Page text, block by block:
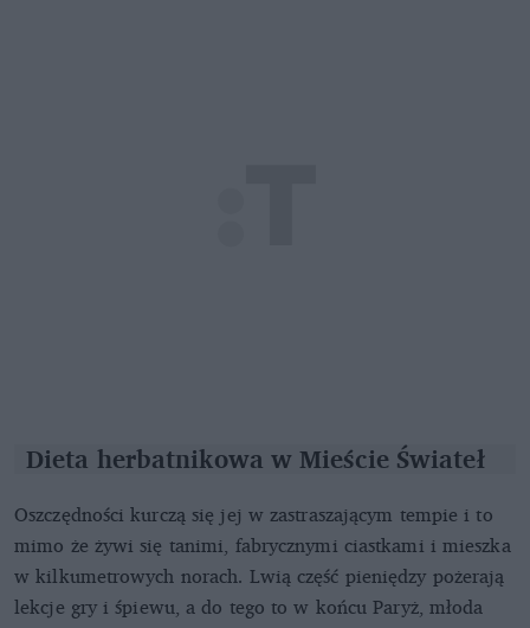
Dieta herbatnikowa w Mieście Świateł
Oszczędności kurczą się jej w zastraszającym tempie i to
mimo że żywi się tanimi, fabrycznymi ciastkami i mieszka
w kilkumetrowych norach. Lwią część pieniędzy pożerają
lekcje gry i śpiewu, a do tego to w końcu Paryż, młoda